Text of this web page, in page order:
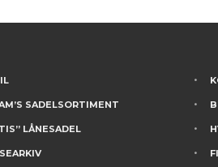
SADELSORTIMENT
LÅNESADEL